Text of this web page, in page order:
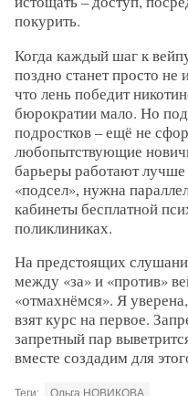
покурить.
Когда каждый шаг к
поздно станет просто
что лень победит
бюрократии мало. Но
подростков – ещё не
любопытствующие
барьеры работают лучше
«подсел», нужна
кабинеты бесплатной
поликлиниках.
На предстоящих
между «за» и «против»
«отмахнёмся». Я
взят курс на первое.
запретный пар
вместе создадим для
Теги: Ольга НОВИКОВА